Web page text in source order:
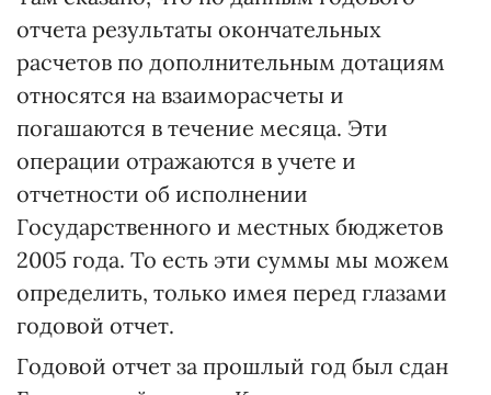
отчета результаты окончательных
расчетов по дополнительным дотациям
относятся на взаиморасчеты и
погашаются в течение месяца. Эти
операции отражаются в учете и
отчетности об исполнении
Государственного и местных бюджетов
2005 года. То есть эти суммы мы можем
определить, только имея перед глазами
годовой отчет.
Годовой отчет за прошлый год был сдан